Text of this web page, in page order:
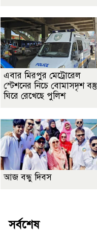
এবার মিরপুর মেট্রোরেল
স্টেশনের নিচে বোমাসদৃশ বস্তু
ঘিরে রেখেছে পুলিশ
আজ বন্ধু দিবস
সর্বশেষ